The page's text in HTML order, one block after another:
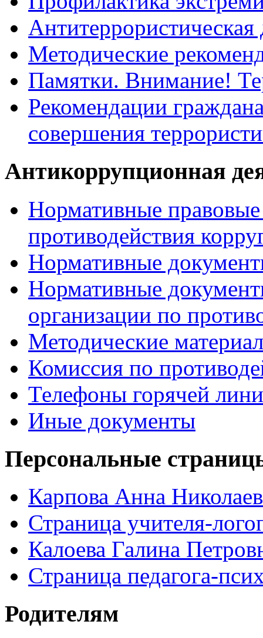
Антитеррористическая
Методические
Памятки. Внимание!
Рекомендации
совершения
Антикоррупционная
Нормативные
противодействия
Нормативные
Нормативные
организации по
Методические
Комиссия по
Телефоны горячей
Иные документы
Персональные
Карпова Анна
Страница учителя-
Калоева Галина
Страница педагога-
Родителям